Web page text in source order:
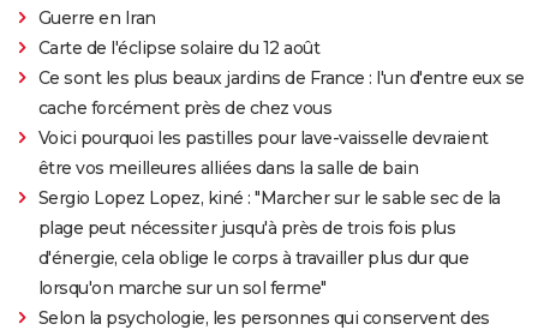
Guerre en Iran
Carte de l'éclipse solaire du 12 août
Ce sont les plus beaux jardins de France : l'un d'entre eux se
cache forcément près de chez vous
Voici pourquoi les pastilles pour lave-vaisselle devraient
être vos meilleures alliées dans la salle de bain
Sergio Lopez Lopez, kiné : "Marcher sur le sable sec de la
plage peut nécessiter jusqu'à près de trois fois plus
d'énergie, cela oblige le corps à travailler plus dur que
lorsqu'on marche sur un sol ferme"
Selon la psychologie, les personnes qui conservent des